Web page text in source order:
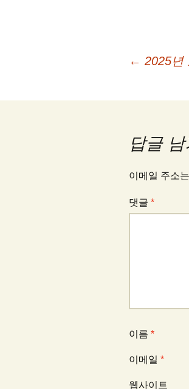
네
← 2025년
답글
이메일 주소
댓글 *
이름 *
이메일 *
웹사이트